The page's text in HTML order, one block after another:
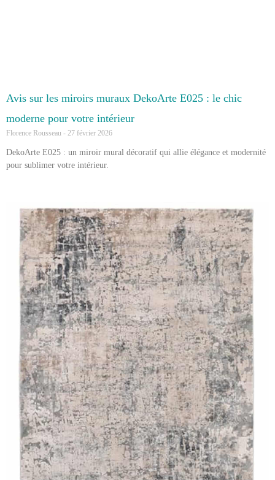
Avis sur les miroirs muraux DekoArte E025 : le chic
moderne pour votre intérieur
Florence Rousseau 27 février 2026
DekoArte E025 : un miroir mural décoratif qui allie élégance et modernité
pour sublimer votre intérieur.